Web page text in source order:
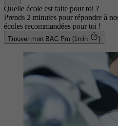
Quelle école est faite pour toi ?
Prends 2 minutes pour répondre à
écoles recommandées pour toi !
Trouver mon BAC Pro (1min )